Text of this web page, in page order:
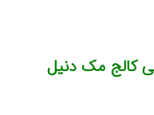
کالج مک دنیل